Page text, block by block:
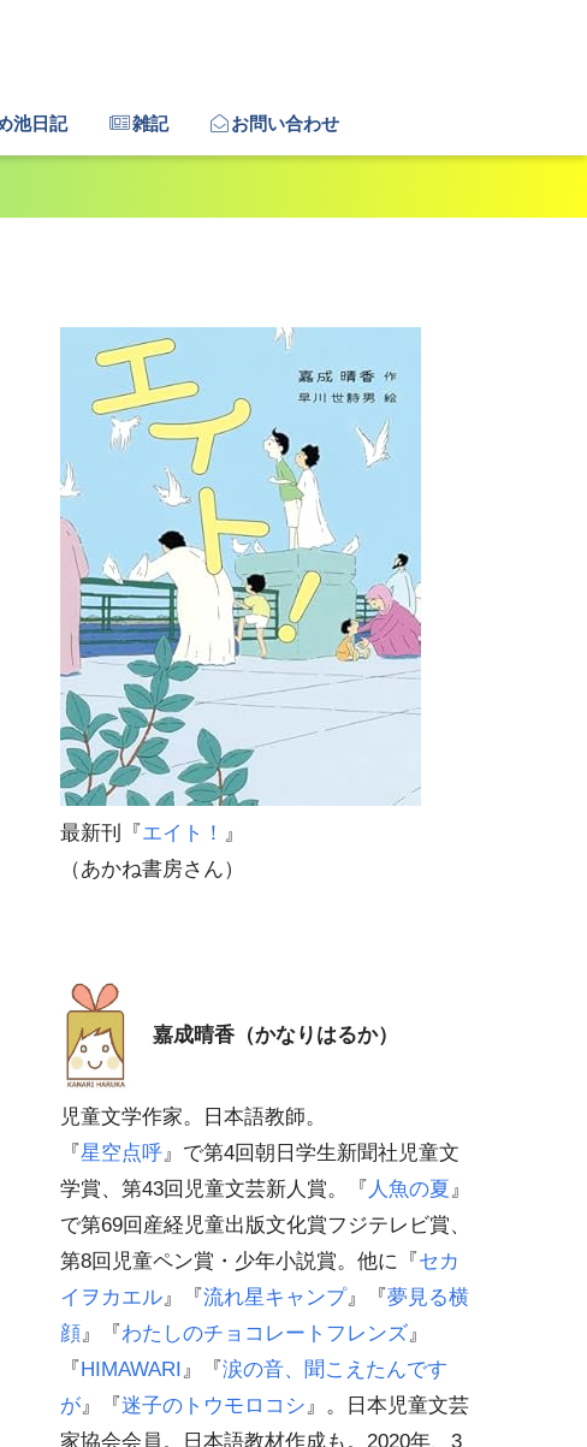
池日記 雑記 お問い合わせ
最新刊『エイト！ 』
（あかね書房さん）
嘉成晴香（かなりはるか）
児童文学作家。日本語教師。
『星空点呼』で第4回朝日学生新聞社児童文
学賞、第43回児童文芸新人賞。『 人魚の夏』
で第69回産経児童出版文化賞フジテレビ賞、
第8回児童ペン賞・少年小説賞。他に『セカ
イヲカエル』『流れ星キャンプ』『夢見る横
顔』『わたしのチョコレートフレンズ』
『HIMAWARI』『涙の音、聞こえたんです
が』『迷子のトウモロコシ』。日本児童文芸
家協会会員。日本語教材作成も。2020年、3